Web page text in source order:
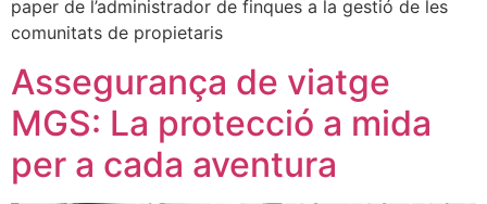
paper de l’administrador de finques a la gestió de les
comunitats de propietaris
Assegurança de viatge
MGS: La protecció a mida
per a cada aventura